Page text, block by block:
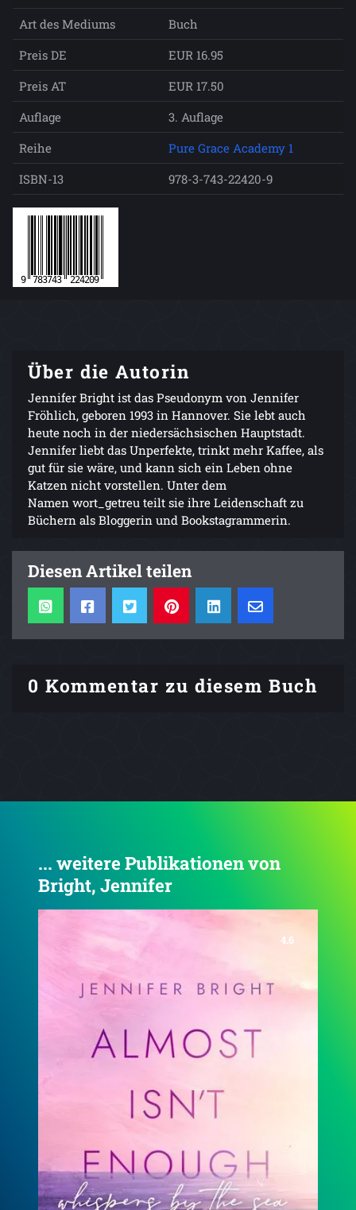
Art des Mediums
Buch
Preis DE
EUR 16.95
Preis AT
EUR 17.50
Auflage
3. Auflage
Reihe
Pure Grace Academy 1
ISBN-13
978-3-743-22420-9
Über die Autorin
Jennifer Bright ist das Pseudonym von Jennifer
Fröhlich, geboren 1993 in Hannover. Sie lebt auch
heute noch in der niedersächsischen Hauptstadt.
Jennifer liebt das Unperfekte, trinkt mehr Kaffee, als
gut für sie wäre, und kann sich ein Leben ohne
Katzen nicht vorstellen. Unter dem
Namen wort_getreu teilt sie ihre Leidenschaft zu
Büchern als Bloggerin und Bookstagrammerin.
Diesen Artikel teilen
0 Kommentar zu diesem Buch
... weitere Publikationen von
Bright, Jennifer
4.3